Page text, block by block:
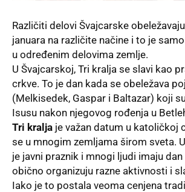
Različiti delovi Švajcarske obeležavaju
januara na različite načine i to je
u određenim delovima zemlje.
U Švajcarskoj, Tri kralja se slavi kao
crkve. To je dan kada se obeležava
(Melkisedek, Gaspar i Baltazar) koji
Isusu nakon njegovog rođenja u
Tri kralja je važan datum u katoličkoj
se u mnogim zemljama širom sveta.
je javni praznik i mnogi ljudi imaju
obično organizuju razne aktivnosti i
Iako je to postala veoma cenjena